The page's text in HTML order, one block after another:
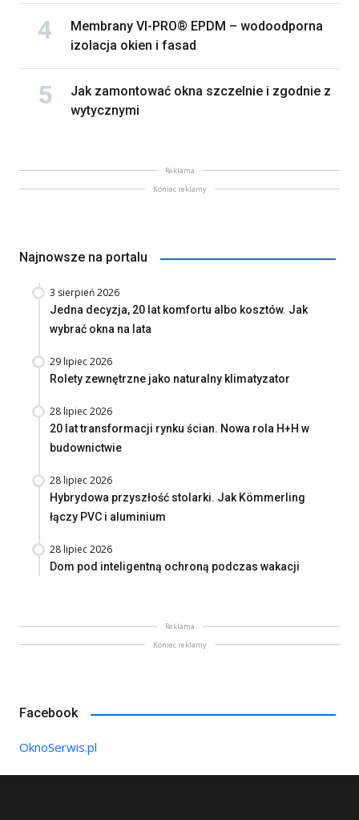
Membrany VI-PRO® EPDM – wodoodporna
izolacja okien i fasad
Jak zamontować okna szczelnie i zgodnie z
wytycznymi
Reklama
Koniec reklamy
Najnowsze na portalu
3 sierpień 2026
Jedna decyzja, 20 lat komfortu albo kosztów. Jak
wybrać okna na lata
29 lipiec 2026
Rolety zewnętrzne jako naturalny klimatyzator
28 lipiec 2026
20 lat transformacji rynku ścian. Nowa rola H+H w
budownictwie
28 lipiec 2026
Hybrydowa przyszłość stolarki. Jak Kömmerling
łączy PVC i aluminium
28 lipiec 2026
Dom pod inteligentną ochroną podczas wakacji
Reklama
Koniec reklamy
Facebook
OknoSerwis.pl